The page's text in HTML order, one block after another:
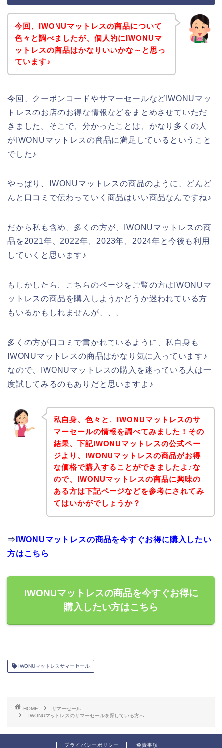
今回、IWONUマットレスの商品について
色々と調べましたが、個人的にIWONUマ
ットレスの商品はかなりいいかな～と思っ
ています♪
今回、クーポンコードやサマーセールなどIWONUマッ
トレスのお店のお得な情報などをまとめさせていただ
きました。そこで、分かったことは、かなり多くの人
がIWONUマットレスの商品に満足しているということ
でした♪
やっぱり、IWONUマットレスの商品のように、どんど
んと口コミで伝わっていく商品はいい商品なんですね♪
だから私も含め、多くの方が、IWONUマットレスの商
品を2021年、2022年、2023年、2024年と今後も利用
していくと思います♪
もしかしたら、こちらのページをご覧の方はIWONUマ
ットレスの商品を購入しようかどうか迷われている方
もいるかもしれませんが、、、
多くの方が口コミで書かれているように、私自身も
IWONUマットレスの商品はかなり気に入っています♪
なので、IWONUマットレスの購入を迷っている人は一
度試してみるのもありだと思いますよ♪
私自身、色々と、IWONUマットレスのサ
マーセールの情報を調べてみました！その
結果、下記IWONUマットレスの公式ペー
ジより、IWONUマットレスの商品がお得
な価格で購入することができましたよ♪な
ので、IWONUマットレスの商品に興味の
ある方は下記ページなどを参考にされてみ
てはいかがでしょうか？
⇒ IWONUマットレスの商品を今すぐお得に購入したい
方はこちら
IWONUマットレスの商品を今すぐお得に
購入したい方はこちら
IWONUマットレスサマーセール
HOME
サマーセール
IWONUマットレスのサマーセールを探している方へ
プライバシーポリシー 免責事項